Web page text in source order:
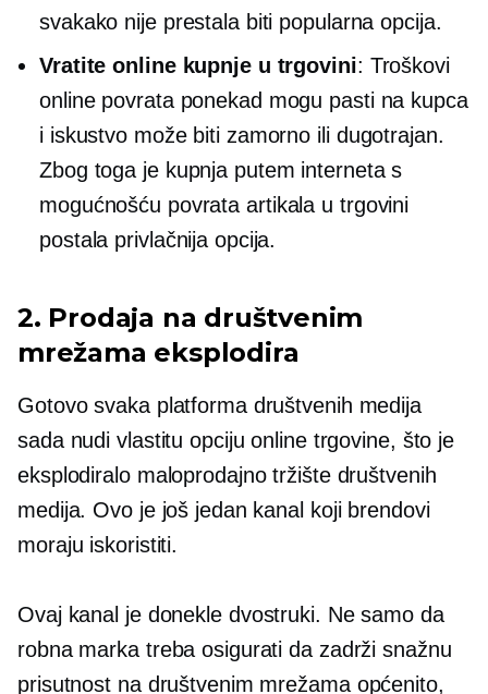
svakako nije prestala biti popularna opcija.
Vratite online kupnje u trgovini: Troškovi
online povrata ponekad mogu pasti na kupca
i iskustvo može biti zamorno ili dugotrajan.
Zbog toga je kupnja putem interneta s
mogućnošću povrata artikala u trgovini
postala privlačnija opcija.
2. Prodaja na društvenim
mrežama eksplodira
Gotovo svaka platforma društvenih medija
sada nudi vlastitu opciju online trgovine, što je
eksplodiralo maloprodajno tržište društvenih
medija. Ovo je još jedan kanal koji brendovi
moraju iskoristiti.
Ovaj kanal je donekle dvostruki. Ne samo da
robna marka treba osigurati da zadrži snažnu
prisutnost na društvenim mrežama općenito,